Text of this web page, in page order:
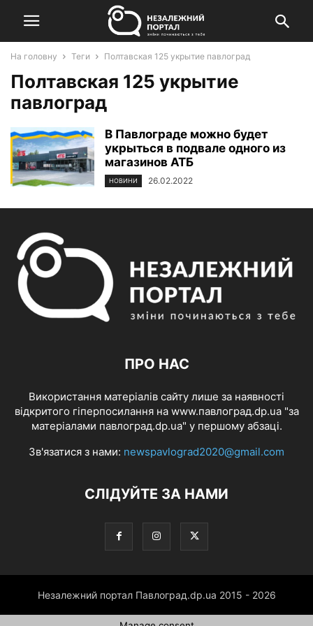
На головну Теги Полтавская 125 укрытие павлоград
Полтавская 125 укрытие
павлоград
В Павлограде можно будет
укрыться в подвале одного из
магазинов АТБ
НОВИНИ 26.02.2022
ПРО НАС
Використання матеріалів сайту лише за наявності
відкритого гіперпосилання на www.павлоград.dp.ua "за
матеріалами павлоград.dp.ua" у першому абзаці.
Зв'язатися з нами: newspavlograd2020@gmail.com
СЛІДУЙТЕ ЗА НАМИ
Незалежний портал Павлоград.dp.ua 2015 - 2026